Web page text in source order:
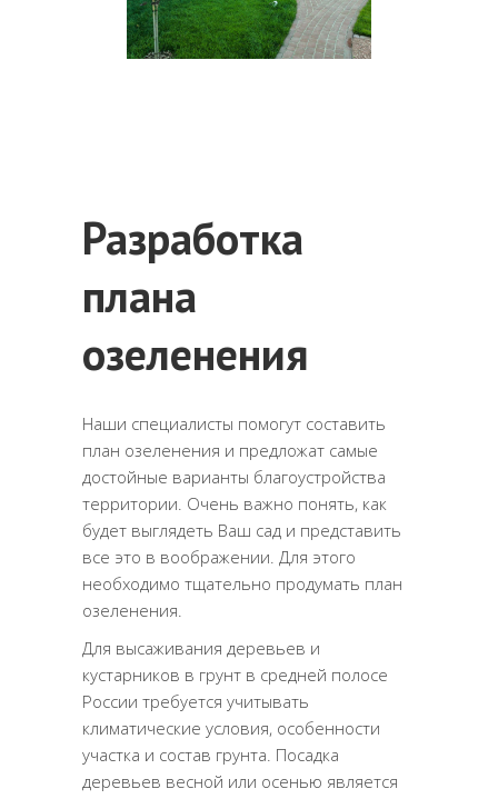
Разработка
плана
озеленения
Наши специалисты помогут составить
план озеленения и предложат самые
достойные варианты благоустройства
территории. Очень важно понять, как
будет выглядеть Ваш сад и представить
все это в воображении. Для этого
необходимо тщательно продумать план
озеленения.
Для высаживания деревьев и
кустарников в грунт в средней полосе
России требуется учитывать
климатические условия, особенности
участка и состав грунта. Посадка
деревьев весной или осенью является